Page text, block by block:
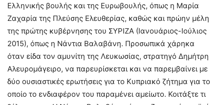
Ελληνικής βουλής και της Ευρωβουλής, όπως η Μαρία
Ζαχαρία της Πλεύσης Ελευθερίας, καθώς και πρώην μέλη
της πρώτης κυβέρνησης του ΣΥΡΙΖΑ (Ιανουάριος-Ιούλιος
2015), όπως η Νάντια Βαλαβάνη. Προσωπικά χάρηκα
όταν είδα τον αμυνίτη της Λευκωσίας, στρατηγό Δημήτρη
Αλευρομάγειρο, να παρευρίσκεται και να παρεμβαίνει με
δύο ουσιαστικές ερωτήσεις για το Κυπριακό ζήτημα για το
οποίο το ενδιαφέρον του παραμένει αμείωτο. Κοιτάξτε τι